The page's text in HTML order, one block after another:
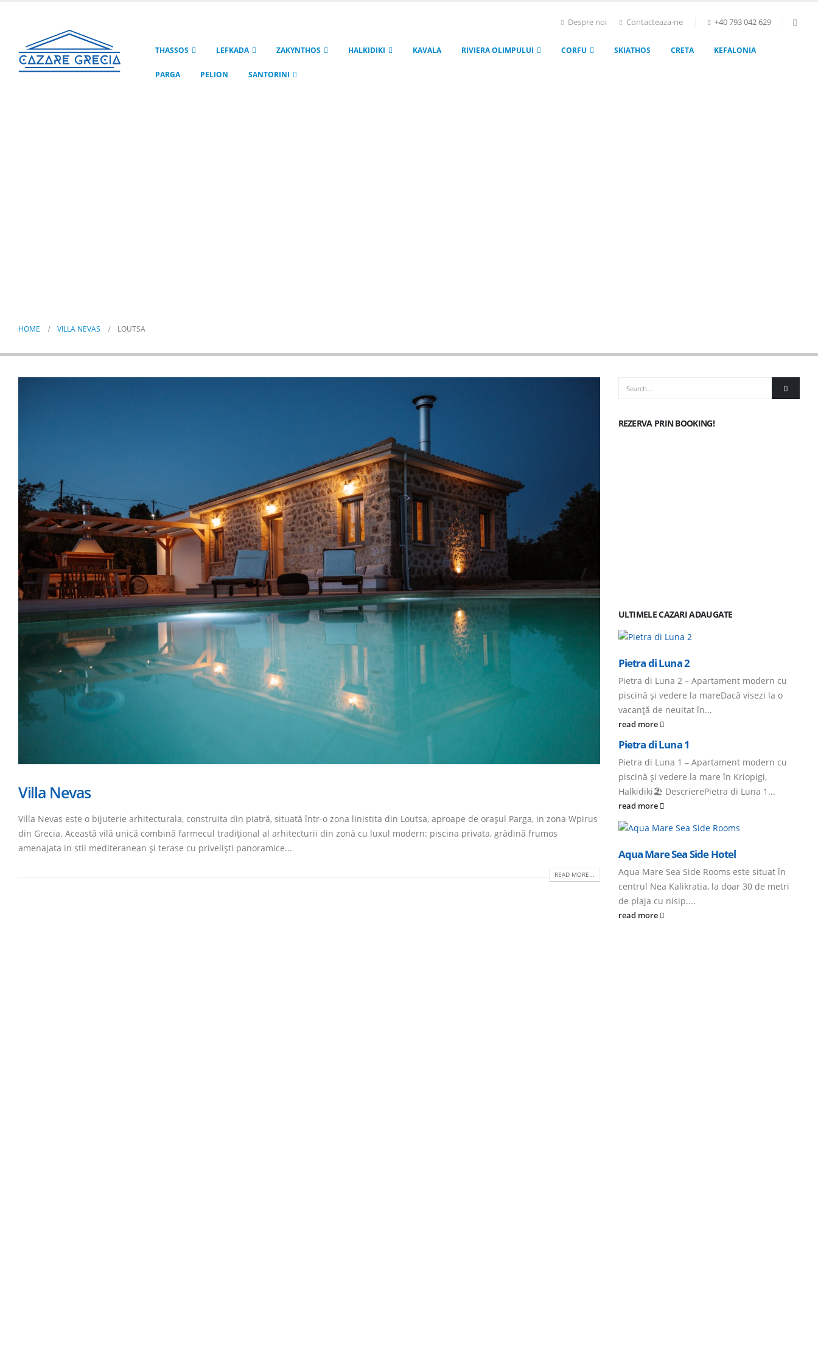
Despre noi Contacteaza-ne +40 793 042 629
THASSOS LEFKADA ZAKYNTHOS HALKIDIKI KAVALA RIVIERA OLIMPULUI CORFU SKIATHOS CRETA KEFALONIA
PARGA PELION SANTORINI
HOME VILLA NEVAS LOUTSA
Villa Nevas
Villa Nevas este o bijuterie arhitecturala, construita din piatră, situată într-o zona linistita din Loutsa, aproape de orașul Parga, in zona Wpirus
din Grecia. Această vilă unică combină farmecul tradițional al arhitecturii din zonă cu luxul modern: piscina privata, grădină frumos
amenajata in stil mediteranean și terase cu priveliști panoramice...
READ MORE...
REZERVA PRIN BOOKING!
ULTIMELE CAZARI ADAUGATE
Pietra di Luna 2
Pietra di Luna 2 – Apartament modern cu
piscină și vedere la mareDacă visezi la o
vacanță de neuitat în...
read more
Pietra di Luna 1
Pietra di Luna 1 – Apartament modern cu
piscină și vedere la mare în Kriopigi,
Halkidiki🏖️ DescrierePietra di Luna 1...
read more
Aqua Mare Sea Side Hotel
Aqua Mare Sea Side Rooms este situat în
centrul Nea Kalikratia, la doar 30 de metri
de plaja cu nisip....
read more